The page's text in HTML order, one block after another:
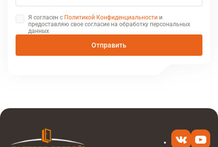
Я согласен с Политикой Конфиденциальности и
предоставляю свое согласие на обработку персональных
данных
Отправить